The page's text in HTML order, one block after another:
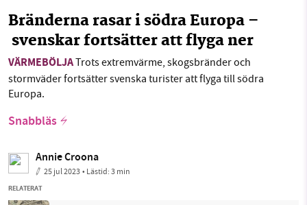
Bränderna rasar i södra Europa –
svenskar fortsätter att flyga ner
VÄRMEBÖLJATrots extremvärme, skogsbränder och
stormväder fortsätter svenska turister att flyga till södra
Europa.
Snabbläs
Annie Croona
25 jul 2023• Lästid:3 min
RELATERAT